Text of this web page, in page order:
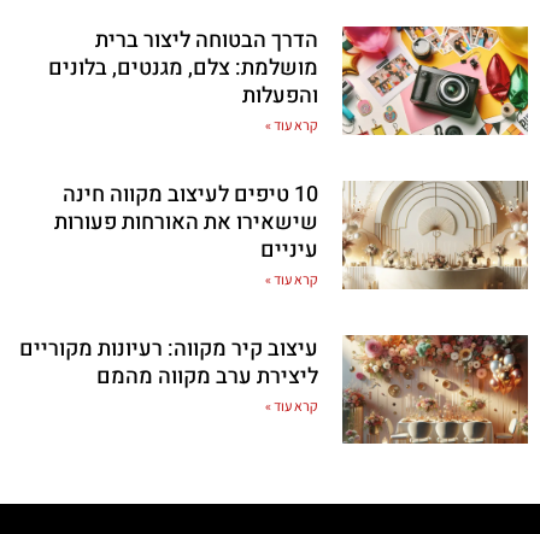
הדרך הבטוחה ליצור ברית
מושלמת: צלם, מגנטים, בלונים
והפעלות
קרא עוד »
10 טיפים לעיצוב מקווה חינה
שישאירו את האורחות פעורות
עיניים
קרא עוד »
עיצוב קיר מקווה: רעיונות מקוריים
ליצירת ערב מקווה מהמם
קרא עוד »